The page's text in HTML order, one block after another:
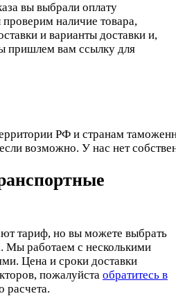
вы выбрали оплату
наличие товара,
и варианты доставки и,
пришлем вам ссылку для
РФ и странам
возможно. У нас нет
тариф, но вы можете выбрать
Мы работаем с несколькими
Цена и сроки доставки
пожалуйста обратитесь в
расчета.